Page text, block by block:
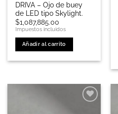
DRIVA – Ojo de buey
de LED tipo Skylight.
$1,087,885.00
Impuestos incluidos
Añadir al carrito